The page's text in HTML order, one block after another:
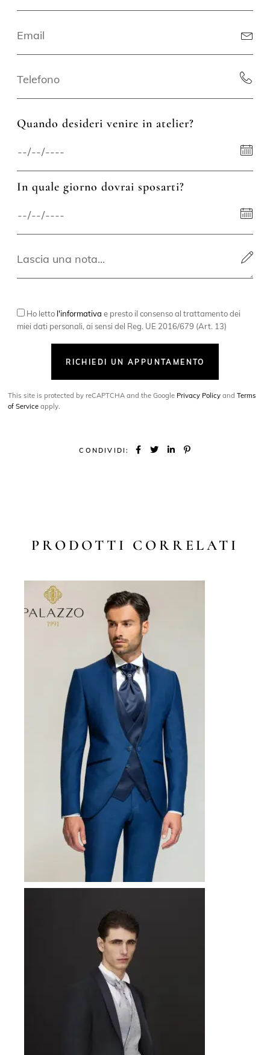
Quando desideri venire in atelier?
In quale giorno dovrai sposarti?
Ho letto l'informativa e presto il consenso al trattamento dei
miei dati personali, ai sensi del Reg. UE 2016/679 (Art. 13)
RICHIEDI UN APPUNTAMENTO
This site is protected by reCAPTCHA and the Google Privacy Policy andTerms
of Service apply.
CONDIVIDI:
PRODOTTI CORRELATI